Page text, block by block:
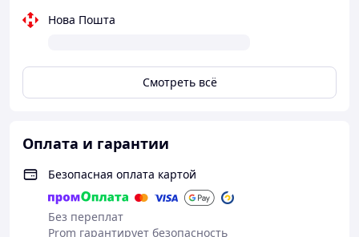
Нова Пошта
Смотреть всё
Оплата и гарантии
Безопасная оплата картой
Без переплат
Prom гарантирует безопасность